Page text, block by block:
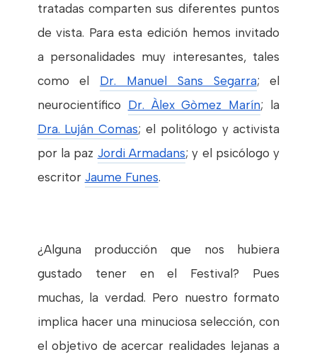
tratadas comparten sus diferentes puntos
de vista. Para esta edición hemos invitado
a personalidades muy interesantes, tales
como el Dr. Manuel Sans Segarra; el
neurocientífico Dr. Àlex Gòmez Marín; la
Dra. Luján Comas; el politólogo y activista
por la paz Jordi Armadans; y el psicólogo y
escritor Jaume Funes.
¿Alguna producción que nos hubiera
gustado tener en el Festival? Pues
muchas, la verdad. Pero nuestro formato
implica hacer una minuciosa selección, con
el objetivo de acercar realidades lejanas a